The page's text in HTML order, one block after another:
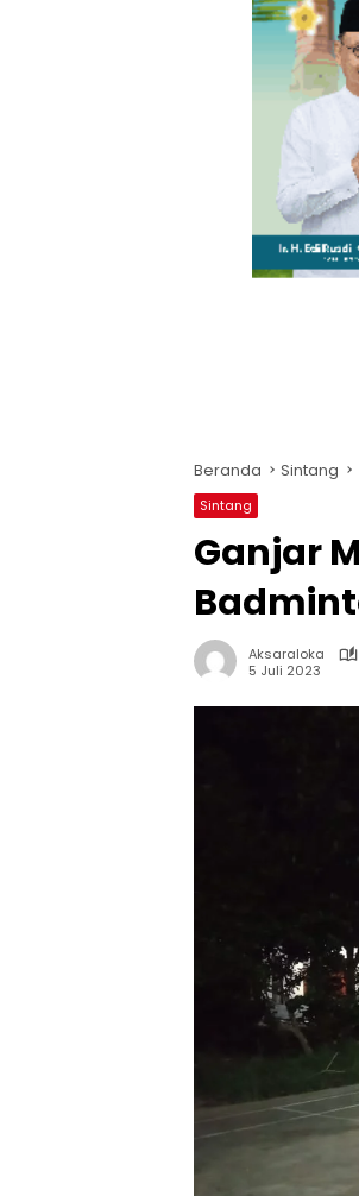
Beranda Sintang
Sintang
Ganjar
Aksaraloka
5 Juli 2023